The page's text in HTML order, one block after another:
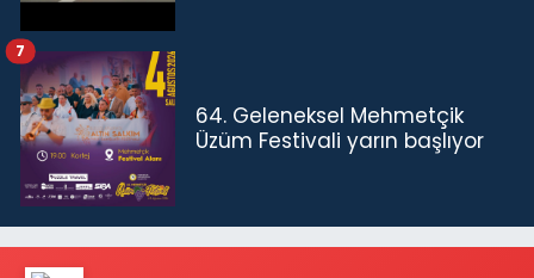
64. Geleneksel Mehmetçik
Üzüm Festivali yarın başlıyor
7